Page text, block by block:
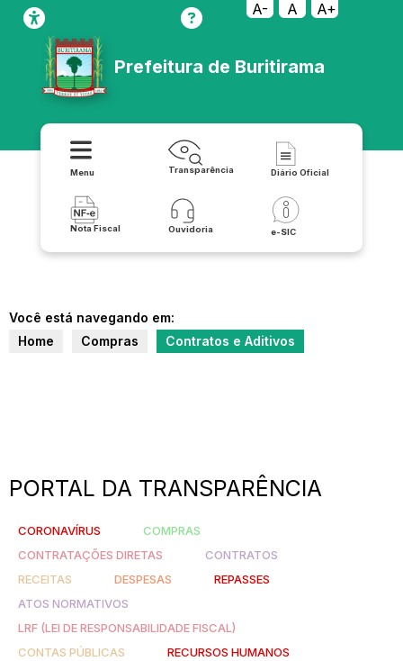
A- A A+
Prefeitura de Buritirama
Menu Transparência Diário Oficial
Nota Fiscal Ouvidoria e-SIC
Você está navegando em:
Home
Compras Contratos e Aditivos
PORTAL DA TRANSPARÊNCIA
CORONAVÍRUS
COMPRAS
CONTRATAÇÕES DIRETAS
CONTRATOS
RECEITAS
DESPESAS
REPASSES
ATOS NORMATIVOS
LRF (LEI DE RESPONSABILIDADE FISCAL)
CONTAS PÚBLICAS
RECURSOS HUMANOS